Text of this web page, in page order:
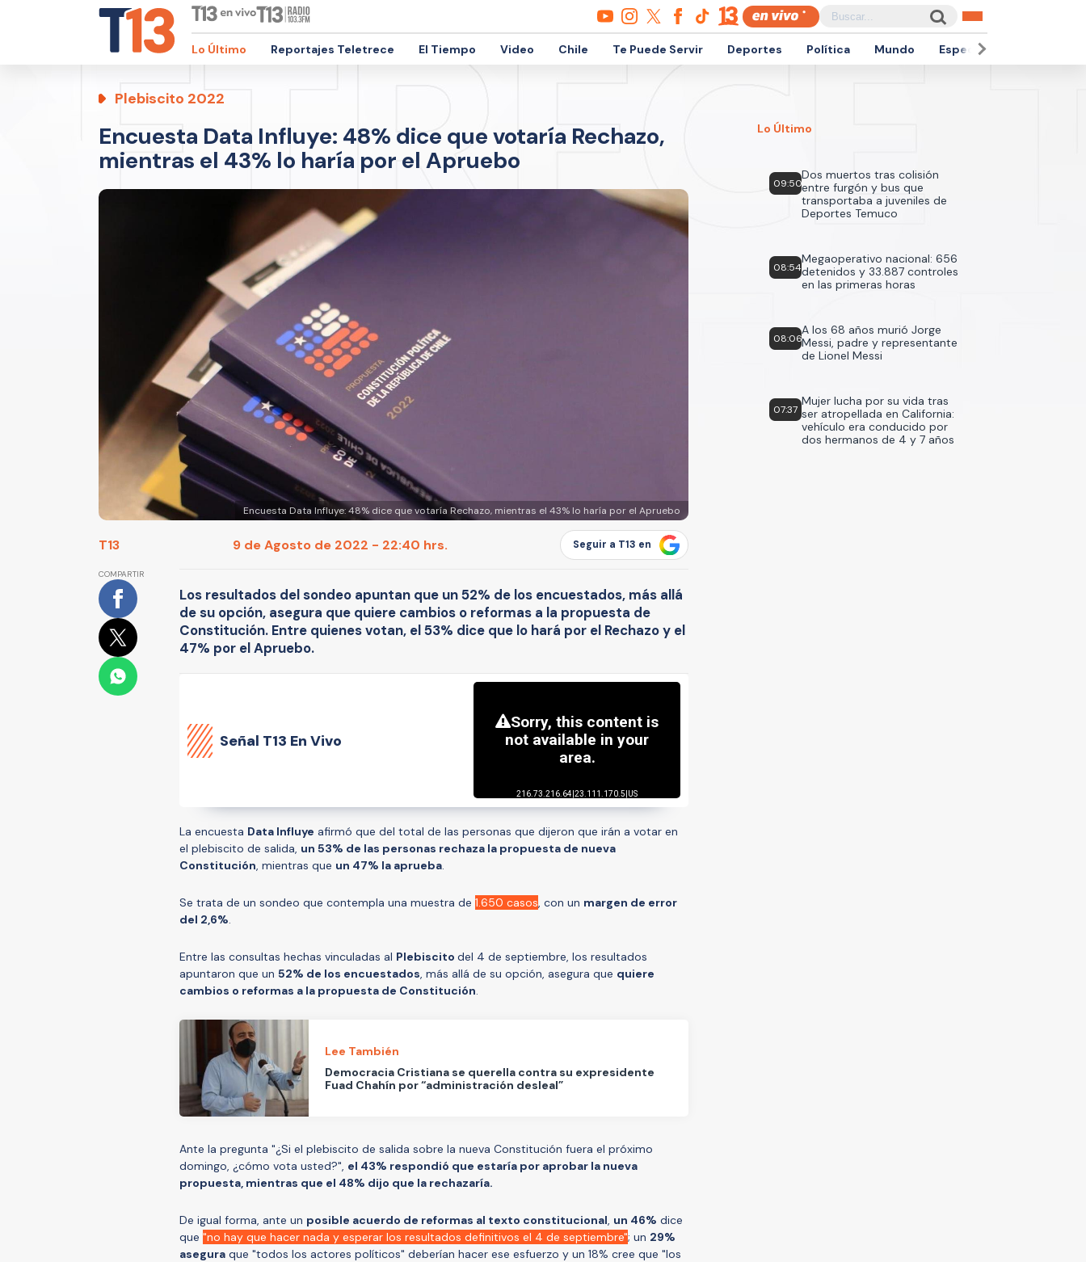
Lo Último Reportajes Teletrece El Tiempo Video Chile Te Puede Servir Deportes Política Mundo Espectáculos
Plebiscito 2022
Encuesta Data Influye: 48% dice que votaría Rechazo,
mientras el 43% lo haría por el Apruebo
Encuesta Data Influye: 48% dice que votaría Rechazo, mientras el 43% lo haría por el Apruebo
T13 9 de Agosto de 2022 - 22:40 hrs. Seguir a T13 en
COMPARTIR
Los resultados del sondeo apuntan que un 52% de los encuestados, más allá
de su opción, asegura que quiere cambios o reformas a la propuesta de
Constitución. Entre quienes votan, el 53% dice que lo hará por el Rechazo y el
47% por el Apruebo.
Señal T13 En Vivo
La encuesta Data Influye afirmó que del total de las personas que dijeron que irán a votar en
el plebiscito de salida, un 53% de las personas rechaza la propuesta de nueva
Constitución, mientras que un 47% la aprueba.
Se trata de un sondeo que contempla una muestra de 1.650 casos, con un margen de error
del 2,6%.
Entre las consultas hechas vinculadas al Plebiscito del 4 de septiembre, los resultados
apuntaron que un 52% de los encuestados, más allá de su opción, asegura que quiere
cambios o reformas a la propuesta de Constitución.
Lee También
Democracia Cristiana se querella contra su expresidente
Fuad Chahín por “administración desleal”
Ante la pregunta "¿Si el plebiscito de salida sobre la nueva Constitución fuera el próximo
domingo, ¿cómo vota usted?", el 43% respondió que estaría por aprobar la nueva
propuesta, mientras que el 48% dijo que la rechazaría.
De igual forma, ante un posible acuerdo de reformas al texto constitucional, un 46% dice
que "no hay que hacer nada y esperar los resultados definitivos el 4 de septiembre"; un 29%
asegura que "todos los actores políticos" deberían hacer ese esfuerzo y un 18% cree que "los
Lo Último
09:50
Dos muertos tras colisión
entre furgón y bus que
transportaba a juveniles de
Deportes Temuco
08:54
Megaoperativo nacional: 656
detenidos y 33.887 controles
en las primeras horas
08:06
A los 68 años murió Jorge
Messi, padre y representante
de Lionel Messi
07:37
Mujer lucha por su vida tras
ser atropellada en California:
vehículo era conducido por
dos hermanos de 4 y 7 años